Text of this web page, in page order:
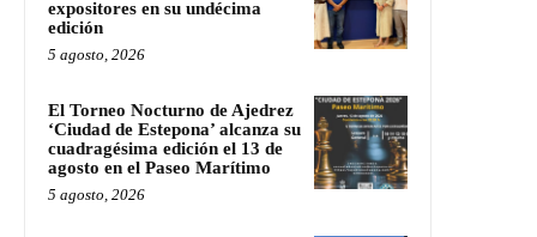
expositores en su undécima
edición
5 agosto, 2026
El Torneo Nocturno de Ajedrez
‘Ciudad de Estepona’ alcanza su
cuadragésima edición el 13 de
agosto en el Paseo Marítimo
5 agosto, 2026